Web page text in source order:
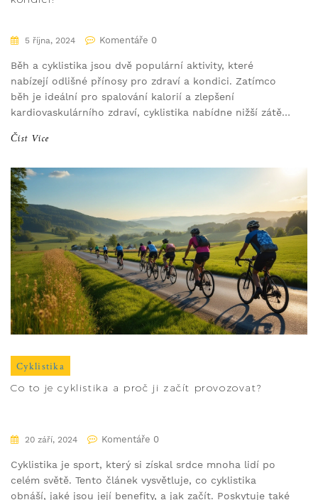
5 října, 2024 Komentáře 0
Běh a cyklistika jsou dvě populární aktivity, které
nabízejí odlišné přínosy pro zdraví a kondici. Zatímco
běh je ideální pro spalování kalorií a zlepšení
kardiovaskulárního zdraví, cyklistika nabídne nižší zátěž
a cyklistikou závisí na osobních preferencích, fyzickém
na benefity a výzvy obou sportů, abychom vám pomohli
učinit informované rozhodnutí.
Číst Více
Cyklistika
Co to je cyklistika a proč ji začít provozovat?
20 září, 2024 Komentáře 0
Cyklistika je sport, který si získal srdce mnoha lidí po
celém světě. Tento článek vysvětluje, co cyklistika
obnáší, jaké jsou její benefity, a jak začít. Poskytuje také